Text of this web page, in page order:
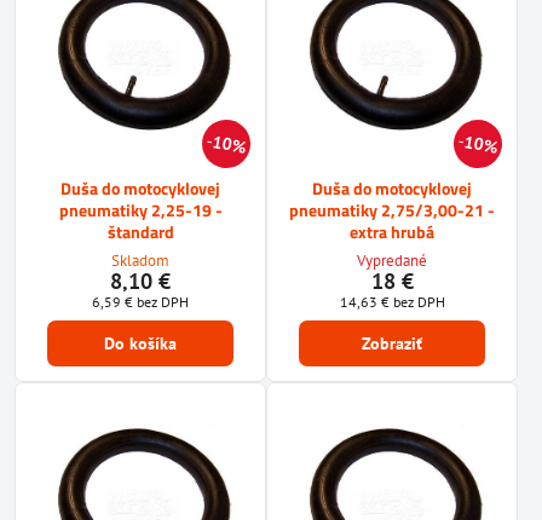
10%
Duša do motocyklovej
pneumatiky 2,25-19 -
štandard
Skladom
8,10 €
6,59 € bez DPH
Do košíka
10%
Duša do motocyklovej
pneumatiky 2,75/3,00-21 -
extra hrubá
Vypredané
18 €
14,63 € bez DPH
Zobraziť